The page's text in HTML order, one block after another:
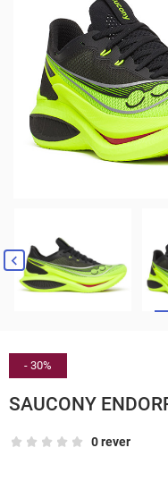

- 30%
SAUCONY
0 rever